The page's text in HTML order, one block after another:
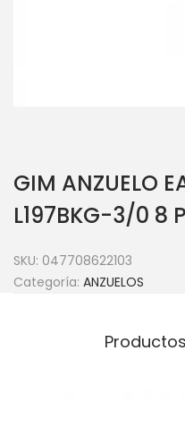
GIM ANZUELO
L197BKG-3/0 8
SKU: 047708622103
Categoría: ANZUELOS